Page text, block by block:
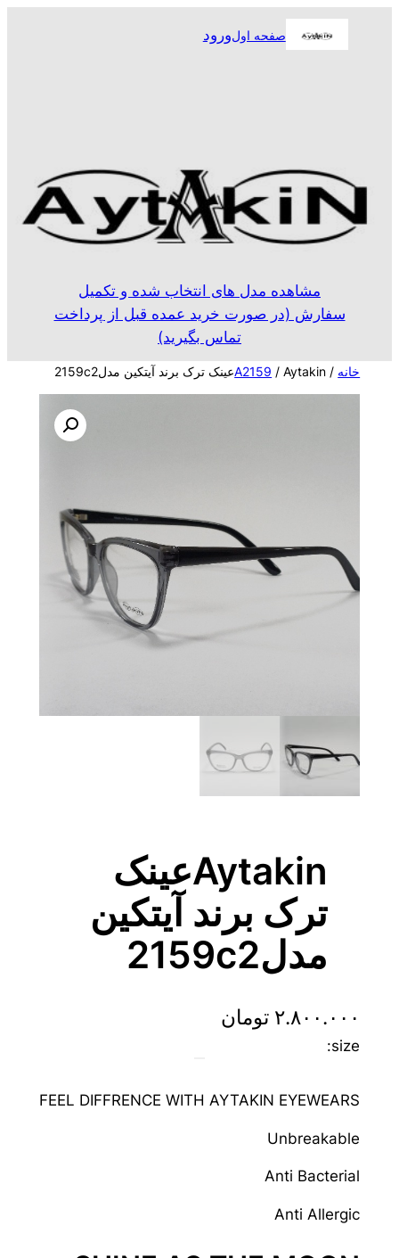
صفحه اولورود
مشاهده مدل های انتخاب شده و تکمیل
سفارش (در صورت خرید عمده قبل از پرداخت
تماس بگیرید)
خانه /
A2159 / Aytakinعینک ترک برند آیتکین مدل2159c2
Aytakinعینک
ترک برند آیتکین
مدل2159c2
۲.۸۰۰.۰۰۰ تومان
size:
FEEL DIFFRENCE WITH AYTAKIN EYEWEARS
Unbreakable
Anti Bacterial
Anti Allergic